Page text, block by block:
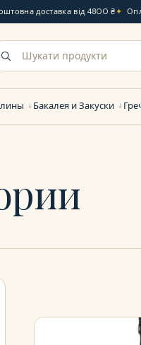
доставка від 4800 ₴
Бакалея и Закуски